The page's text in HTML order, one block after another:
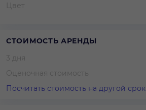
Цвет
СТОИМОСТЬ АРЕНДЫ
3 дня
Оценочная стоимость
Посчитать стоимость на другой срок